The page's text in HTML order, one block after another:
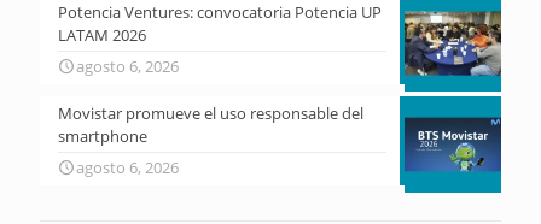
Potencia Ventures: convocatoria Potencia UP
LATAM 2026
agosto 6, 2026
Movistar promueve el uso responsable del
smartphone
agosto 6, 2026